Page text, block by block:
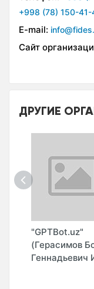
+998 (78) 150-41-
E-mail:
Сайт
ДРУГИЕ
"GPTBot.uz"
(Герасимов
Геннадьевич